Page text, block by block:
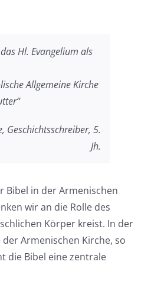
Hl. Evangelium als
Allgemeine Kirche
Geschichtsschreiber, 5.
Jh.
Bibel in der Armenischen
wir an die Rolle des
Körper kreist. In der
Armenischen Kirche, so
die Bibel eine zentrale